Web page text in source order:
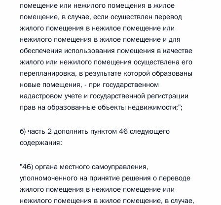
помещение или нежилого помещения в жилое
помещение, в случае, если осуществлен перевод
жилого помещения в нежилое помещение или
нежилого помещения в жилое помещение и для
обеспечения использования помещения в качестве
жилого или нежилого помещения осуществлена его
перепланировка, в результате которой образованы
новые помещения, - при государственном
кадастровом учете и государственной регистрации
прав на образованные объекты недвижимости;";
б) часть 2 дополнить пунктом 46 следующего
содержания:
"46) органа местного самоуправления,
уполномоченного на принятие решения о переводе
жилого помещения в нежилое помещение или
нежилого помещения в жилое помещение, в случае,